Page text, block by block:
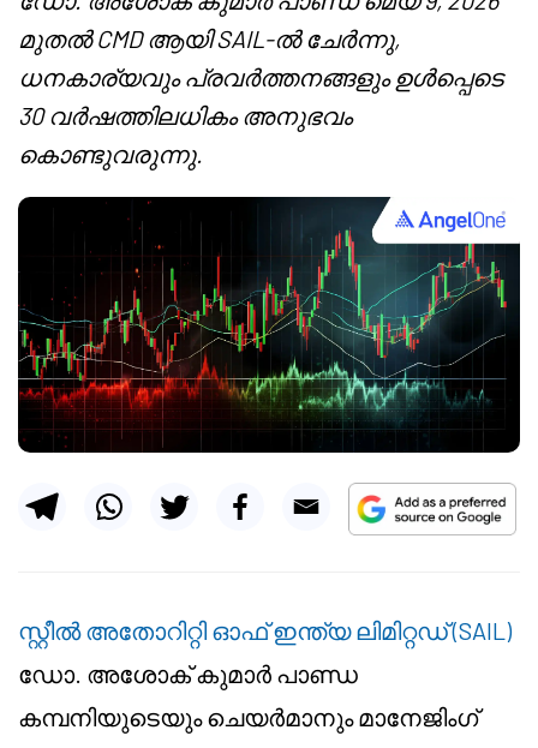
മുതൽ CMD ആയി SAIL-ൽ ചേർന്നു,
ധനകാര്യവും പ്രവർത്തനങ്ങളും ഉൾപ്പെടെ
30 വർഷത്തിലധികം അനുഭവം
കൊണ്ടുവരുന്നു.
സ്റ്റീൽ അതോറിറ്റി ഓഫ് ഇന്ത്യ ലിമിറ്റഡ് (SAIL)
ഡോ. അശോക് കുമാർ പാണ്ഡ
കമ്പനിയുടെയും ചെയർമാനും മാനേജിംഗ്